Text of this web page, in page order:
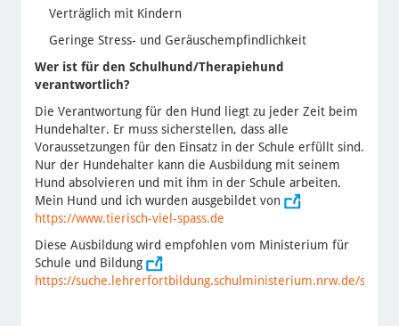
Verträglich mit Kindern
Geringe Stress- und Geräuschempfindlichkeit
Wer ist für den Schulhund/Therapiehund
verantwortlich?
Die Verantwortung für den Hund liegt zu jeder Zeit beim
Hundehalter. Er muss sicherstellen, dass alle
Voraussetzungen für den Einsatz in der Schule erfüllt sind.
Nur der Hundehalter kann die Ausbildung mit seinem
Hund absolvieren und mit ihm in der Schule arbeiten.
Mein Hund und ich wurden ausgebildet von
https://www.tierisch-viel-spass.de
Diese Ausbildung wird empfohlen vom Ministerium für
Schule und Bildung
https://suche.lehrerfortbildung.schulministerium.nrw.de/